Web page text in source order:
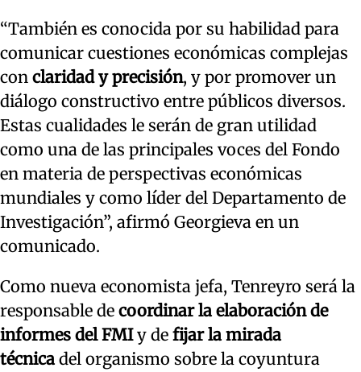
“También es conocida por su habilidad para
comunicar cuestiones económicas complejas
con claridad y precisión, y por promover un
diálogo constructivo entre públicos diversos.
Estas cualidades le serán de gran utilidad
como una de las principales voces del Fondo
en materia de perspectivas económicas
mundiales y como líder del Departamento de
Investigación”, afirmó Georgieva en un
comunicado.
Como nueva economista jefa, Tenreyro será la
responsable de coordinar la elaboración de
informes del FMIy de fijar la mirada
técnica del organismo sobre la coyuntura